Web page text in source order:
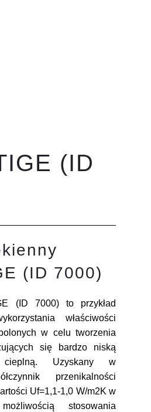
(ID
(ID 7000)
(ID 7000) to przykład
właściwości
w celu tworzenia
się bardzo niską
cieplną. Uzyskany w
przenikalności
Uf=1,1-1,0 W/m2K w
stosowania